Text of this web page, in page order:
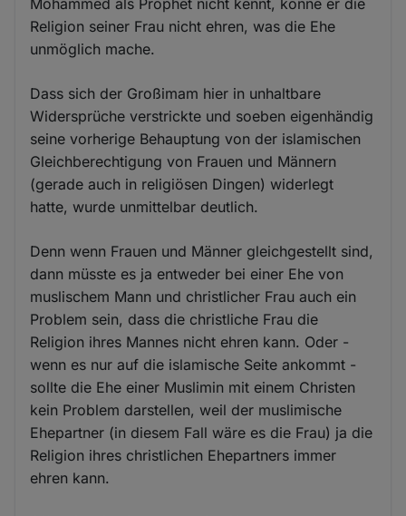
Mohammed als Prophet nicht kennt, könne er die
Religion seiner Frau nicht ehren, was die Ehe
unmöglich mache.
Dass sich der Großimam hier in unhaltbare
Widersprüche verstrickte und soeben eigenhändig
seine vorherige Behauptung von der islamischen
Gleichberechtigung von Frauen und Männern
(gerade auch in religiösen Dingen) widerlegt
hatte, wurde unmittelbar deutlich.
Denn wenn Frauen und Männer gleichgestellt sind,
dann müsste es ja entweder bei einer Ehe von
muslischem Mann und christlicher Frau auch ein
Problem sein, dass die christliche Frau die
Religion ihres Mannes nicht ehren kann. Oder -
wenn es nur auf die islamische Seite ankommt -
sollte die Ehe einer Muslimin mit einem Christen
kein Problem darstellen, weil der muslimische
Ehepartner (in diesem Fall wäre es die Frau) ja die
Religion ihres christlichen Ehepartners immer
ehren kann.